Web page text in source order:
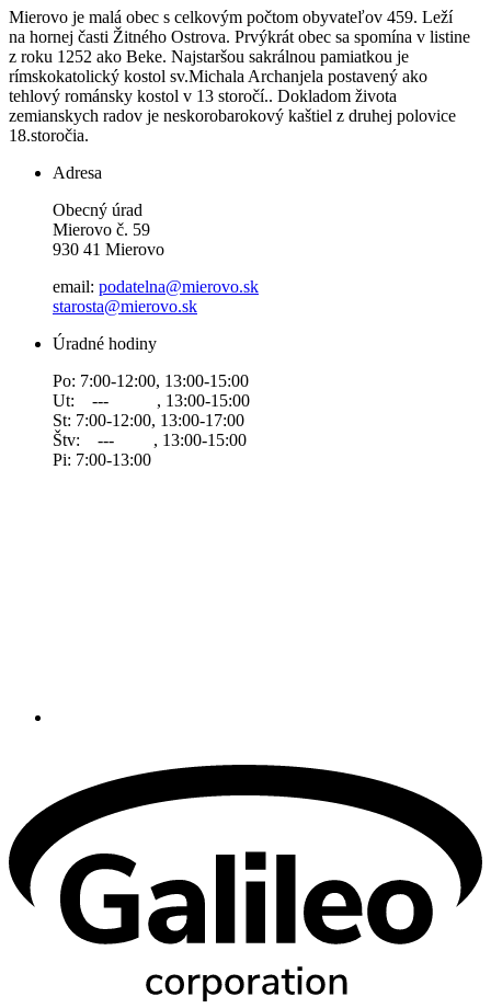
Mierovo je malá obec s celkovým počtom obyvateľov 459. Leží
na hornej časti Žitného Ostrova. Prvýkrát obec sa spomína v listine
z roku 1252 ako Beke. Najstaršou sakrálnou pamiatkou je
rímskokatolický kostol sv.Michala Archanjela postavený ako
tehlový románsky kostol v 13 storočí.. Dokladom života
zemianskych radov je neskorobarokový kaštiel z druhej polovice
18.storočia.
Adresa
Obecný úrad
Mierovo č. 59
930 41 Mierovo
email: podatelna@mierovo.sk
starosta@mierovo.sk
Úradné hodiny
Po: 7:00-12:00, 13:00-15:00
Ut: --- , 13:00-15:00
St: 7:00-12:00, 13:00-17:00
Štv: --- , 13:00-15:00
Pi: 7:00-13:00